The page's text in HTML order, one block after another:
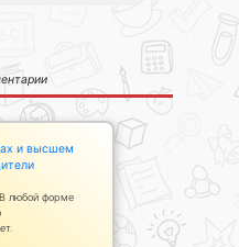
и высшем
любой форме